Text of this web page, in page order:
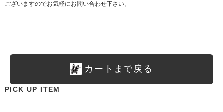
ございますのでお気軽にお問い合わせ下さい。
カートまで戻る
PICK UP ITEM